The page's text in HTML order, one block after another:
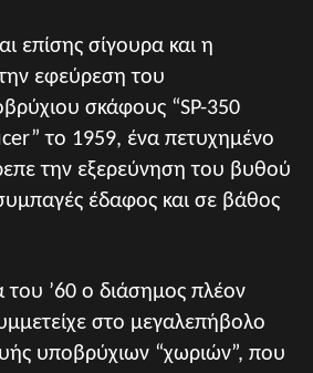
επίσης σίγουρα και η
εφεύρεση του
σκάφους “SP-350
το 1959, ένα πετυχημένο
την εξερεύνηση του βυθού
έδαφος και σε βάθος
του ’60 ο διάσημος πλέον
στο μεγαλεπήβολο
υποβρύχιων “χωριών”, που